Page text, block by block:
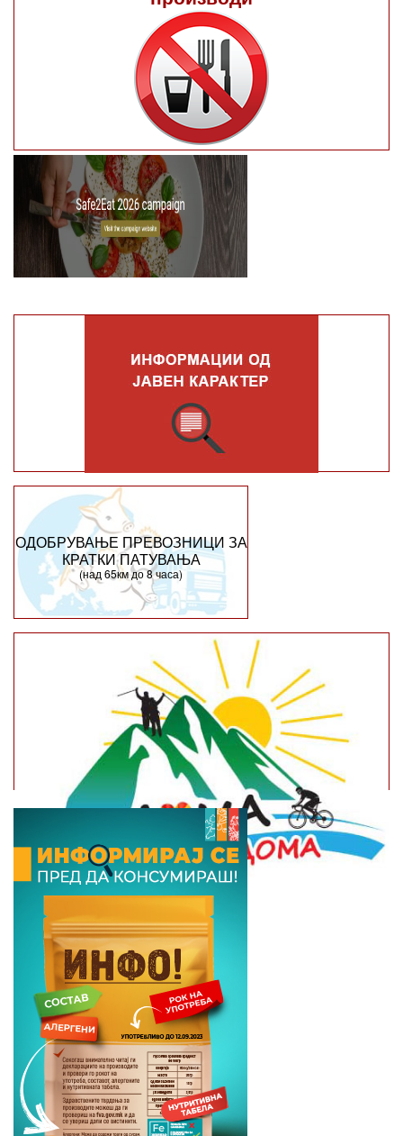
ОДОБРУВАЊЕ ПРЕВОЗНИЦИ ЗА
КРАТКИ ПАТУВАЊА
(над 65км до 8 часа)